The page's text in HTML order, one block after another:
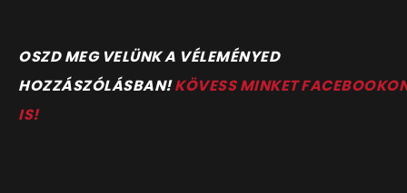
OSZD MEG VELÜNK A VÉLEMÉNYED
HOZZÁSZÓLÁSBAN!KÖVESS MINKET
IS!